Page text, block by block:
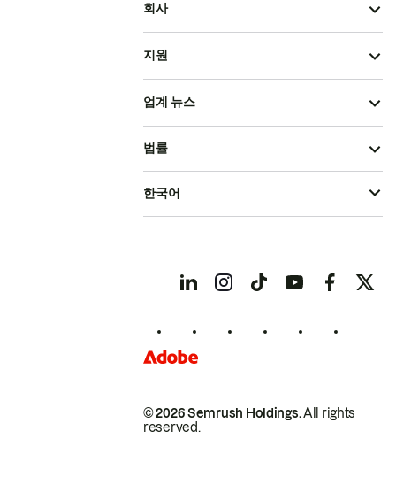
회사
지원
업계 뉴스
© 2026 Semrush Holdings.All rights
reserved.
법률
한국어